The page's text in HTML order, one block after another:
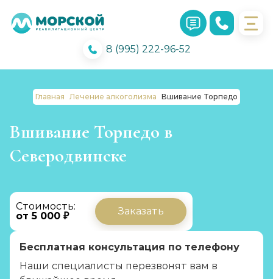
8 (995) 222-96-52
Главная Лечение алкоголизма Вшивание Торпедо
Вшивание Торпедо в
Северодвинске
Стоимость:
от 5 000 ₽
Заказать
Бесплатная консультация по телефону
Наши специалисты перезвонят вам в